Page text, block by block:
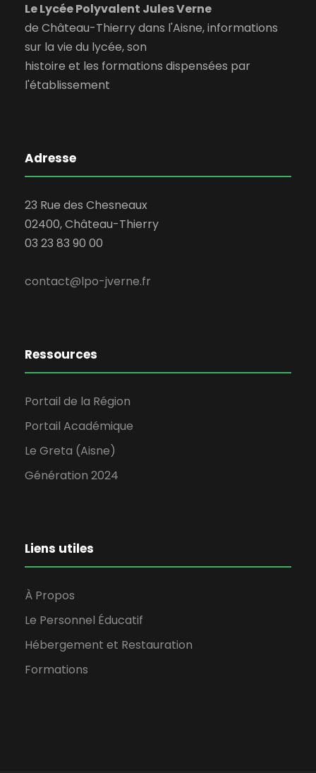
Le Lycée Polyvalent Jules Verne
de Château-Thierry dans l'Aisne, informations
sur la vie du lycée, son
histoire et les formations dispensées par
l'établissement
Adresse
23 Rue des Chesneaux
02400, Château-Thierry
03 23 83 90 00
contact@lpo-jverne.fr
Ressources
Portail de la Région
Portail Académique
Le Greta (Aisne)
Génération 2024
Liens utiles
À Propos
Le Personnel Éducatif
Hébergement et Restauration
Formations